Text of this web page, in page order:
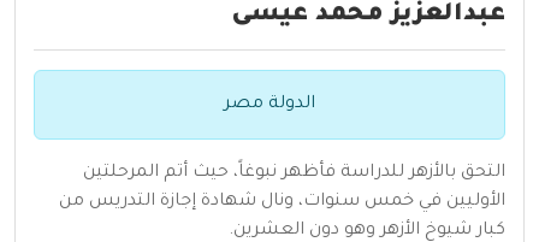
عبدالعزيز محمد عيسى
الدولة مصر
التحق بالأزهر للدراسة فأظهر نبوغاً، حيث أتم المرحلتين
الأوليين في خمس سنوات، ونال شهادة إجازة التدريس من
كبار شيوخ الأزهر وهو دون العشرين.